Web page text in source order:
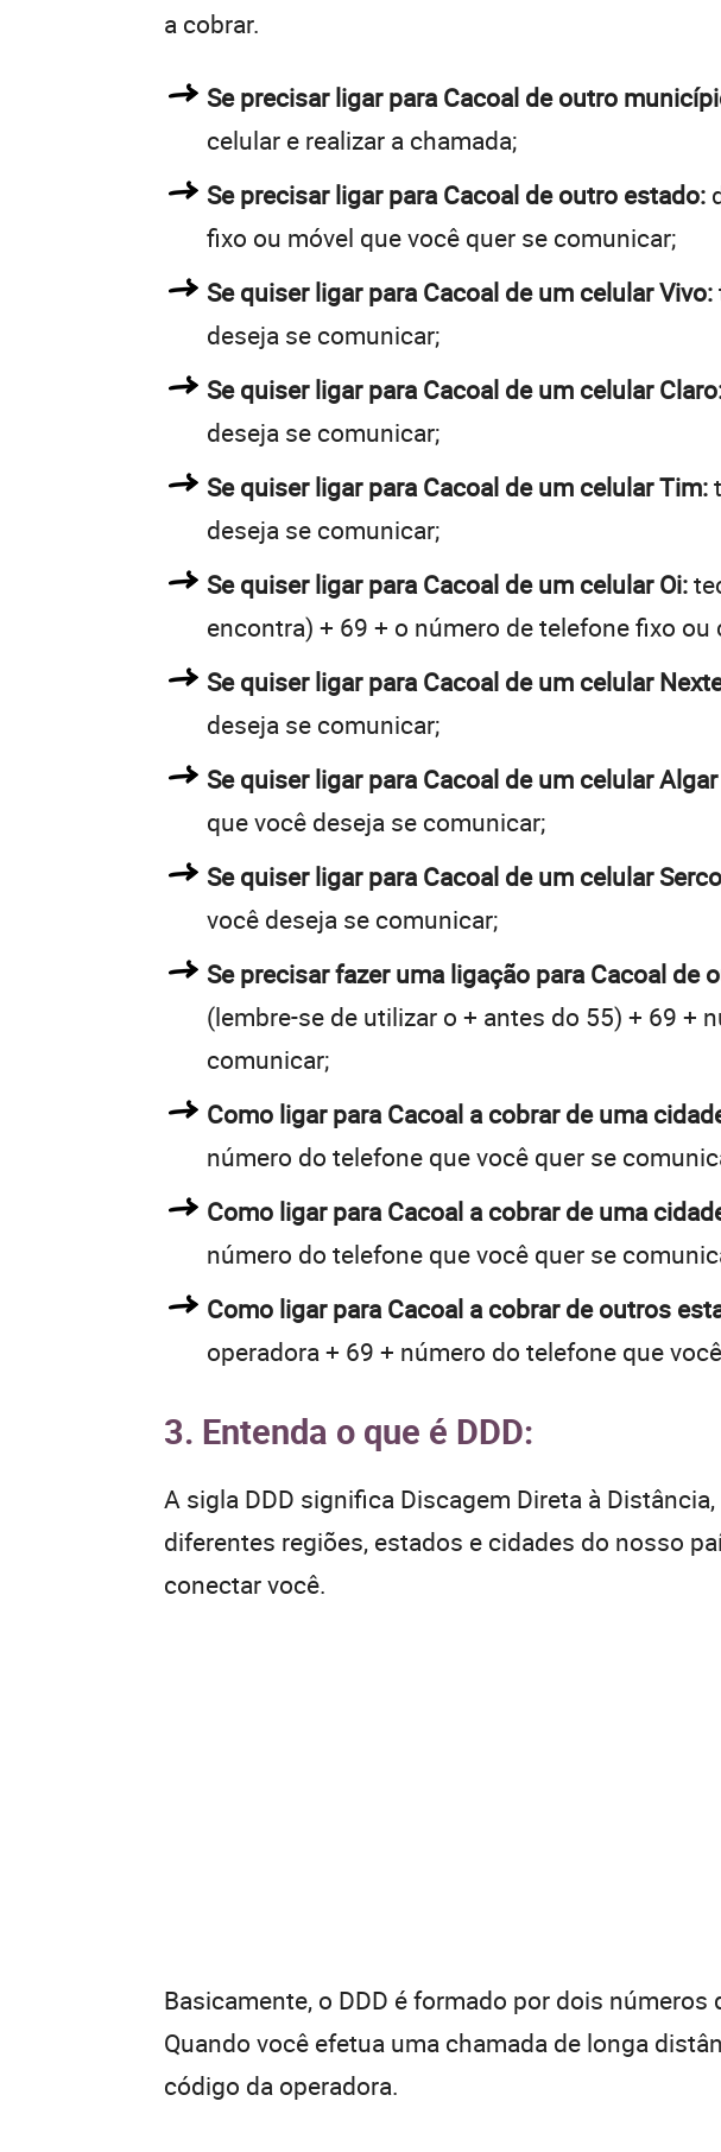
a cobrar.
Se precisar ligar para Cacoal de outro
celular e realizar a chamada;
Se precisar ligar para Cacoal de outro estado:
fixo ou móvel que você quer se comunicar;
Se quiser ligar para Cacoal de um celular Vivo:
deseja se comunicar;
Se quiser ligar para Cacoal de um celular
deseja se comunicar;
Se quiser ligar para Cacoal de um celular Tim:
deseja se comunicar;
Se quiser ligar para Cacoal de um celular Oi:
encontra) + 69 + o número de telefone fixo
Se quiser ligar para Cacoal de um celular
deseja se comunicar;
Se quiser ligar para Cacoal de um celular
que você deseja se comunicar;
Se quiser ligar para Cacoal de um celular
você deseja se comunicar;
Se precisar fazer uma ligação para Cacoal de
(lembre-se de utilizar o + antes do 55) + 69 +
comunicar;
Como ligar para Cacoal a cobrar de uma
número do telefone que você quer se
Como ligar para Cacoal a cobrar de uma
número do telefone que você quer se
Como ligar para Cacoal a cobrar de outros
operadora + 69 + número do telefone que
3. Entenda o que é DDD:
A sigla DDD significa Discagem Direta à
diferentes regiões, estados e cidades do nosso
conectar você.
Basicamente, o DDD é formado por dois
Quando você efetua uma chamada de longa
código da operadora.